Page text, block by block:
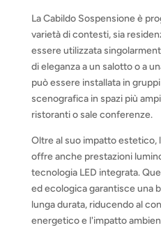
La Cabildo Sospensione è
varietà di contesti, sia
essere utilizzata
di eleganza a un salotto o a
può essere installata in
scenografica in spazi più
ristoranti o sale conferenze.
Oltre al suo impatto estetico,
offre anche prestazioni
tecnologia LED integrata.
ed ecologica garantisce una
lunga durata, riducendo al
energetico e l'impatto